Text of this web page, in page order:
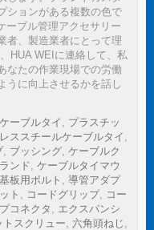
ションがある複数の色で
ーブル管理アクセサリー
者、製造業者にとって理
HUA WEIに連絡して、私
なたの作業現場での労働
うに向上させるかを話し
ケーブルタイ
プラスチッ
ススチールケーブルタイ
, ブッシング ケーブルク
ンド
ケーブルタイマウ
板用ボルト
導管アダプ
ト コードグリップ, コー
コネクタ
エクスパンシ
スクリュー 六角頭ねじ